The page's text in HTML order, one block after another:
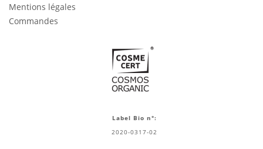
Mentions légales
Commandes
Label Bio n°:
2020-0317-02